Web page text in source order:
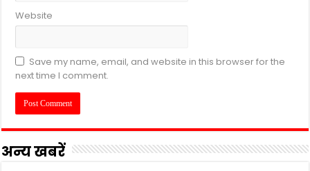
Website
Save my name, email, and website in this browser for the
next time I comment.
अन्य खबरें